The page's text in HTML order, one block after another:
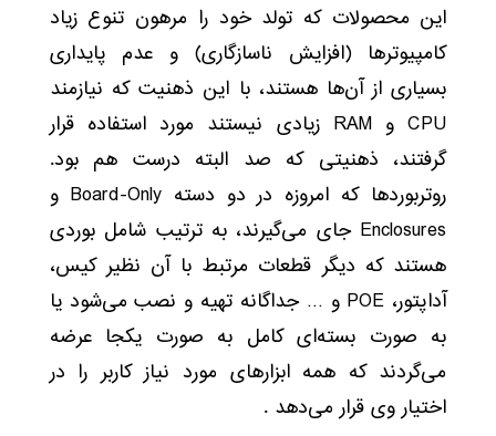
این محصولات که تولد خود را مرهون تنوع زیاد
کامپیوترها (افزایش ناسازگاری) و عدم پایداری
بسیاری از آن‌ها هستند، با این ذهنیت که نیازمند
CPU و RAM زیادی نیستند مورد استفاده قرار
گرفتند، ذهنیتی که صد البته درست هم بود.
روتربوردها که امروزه در دو دسته Board-Only و
Enclosures جای می‌گیرند، به ترتیب شامل بوردی
هستند که دیگر قطعات مرتبط با آن نظیر کیس،
آداپتور، POE و … جداگانه تهیه و نصب می‌شود یا
به صورت بسته‌ای کامل به صورت یکجا عرضه
می‌گردند که همه ابزارهای مورد نیاز کاربر را در
اختیار وی قرار می‌دهد .